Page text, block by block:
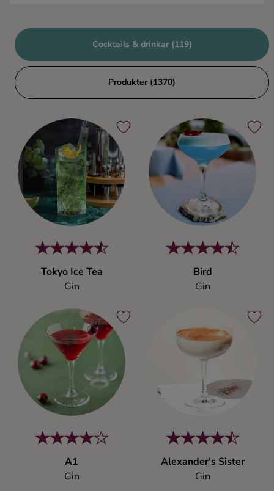
Kända drinkar:Gin & Tonic,Tom Collins,Negroni
Cocktails & drinkar (119)
Produkter (1370)
Tokyo Ice Tea
Gin
Bird
Gin
A1
Gin
Alexander's Sister
Gin